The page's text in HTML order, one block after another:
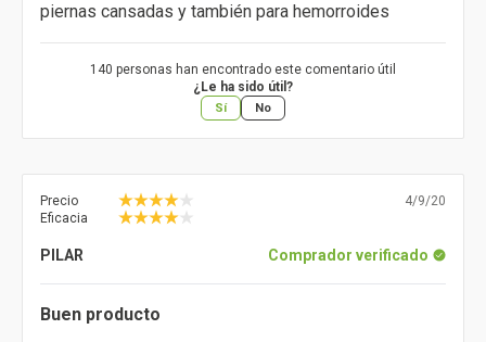
piernas cansadas y también para hemorroides
140 personas han encontrado este comentario útil
¿Le ha sido útil?
Sí No
Precio
Eficacia
4/9/20
PILAR Comprador verificado
Buen producto